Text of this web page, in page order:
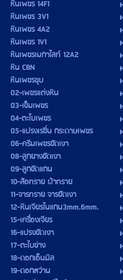
หินเพชร 14F1
หินเพชร 3V1
หินเพชร 4A2
หินเพชร 1V1
หินเพชรเมกาไลท์ 12A2
หิน CBN
หินเพชรชุบ
02-เพชรแต่งหิน
03-เข็มเพชร
04-ตะไบเพชร
05-แปรงเรซิ่น กระดาษเพชร
06-ครีมเพชรขัดเงา
08-ลูกยางขัดเงา
09-ลูกขัดแกน
10-ล้อทราย ผ้าทราย
11-จารทราย จารขัดเงา
12-หินเจียรไนแกน3mm.6mm.
15-เครื่องเจียร
16-แปรงขัดเงา
17-ตะไบช่าง
18-ดอกเอ็นมิล
19-ดอกสว่าน